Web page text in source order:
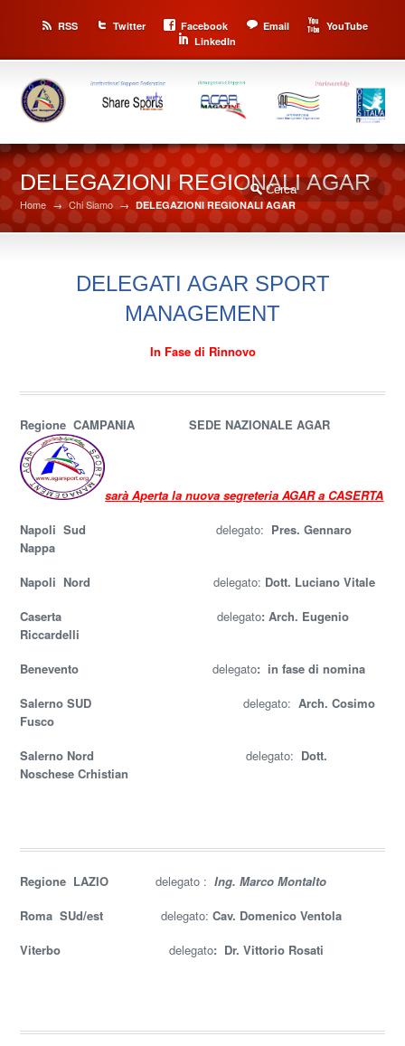
RSS Twitter Facebook Email
YouTube
LinkedIn
DELEGAZIONI REGIONALI AGAR
Home → Chi Siamo → DELEGAZIONI REGIONALI AGAR
DELEGATI AGAR SPORT
MANAGEMENT
In Fase di Rinnovo
Regione CAMPANIA SEDE NAZIONALE AGAR
sarà Aperta la nuova segreteria AGAR a CASERTA
Napoli Sud delegato: Pres. Gennaro
Nappa
Napoli Nord
delegato: Dott. Luciano Vitale
Casertadelegato: Arch. Eugenio
Riccardelli
Beneventodelegato: in fase di nomina
Salerno SUD
delegato: Arch. Cosimo
Fusco
Salerno Nord
delegato: Dott.
Noschese Crhistian
Regione LAZIOdelegato : Ing. Marco Montalto
Roma SUd/est
delegato: Cav. Domenico Ventola
Viterbodelegato: Dr. Vittorio Rosati